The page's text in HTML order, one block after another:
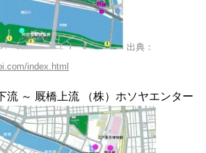
出典：
index.html
流 ～ 厩橋上流 （株）ホソヤエンター